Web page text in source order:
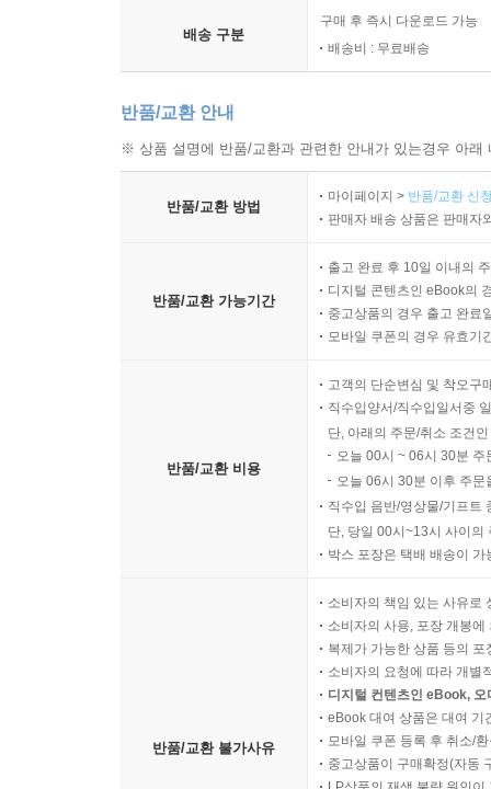
배송 구분
구매 후 즉시 다운로드 가능
배송비 : 무료배송
반품/교환 안내
※ 상품 설명에 반품/교환과 관련한 안내가 있는경우 아
반품/교환 방법
마이페이지 > 반품/교환 신
판매자 배송 상품은 판매자
반품/교환 가능기간
출고 완료 후 10일 이내의
디지털 콘텐츠인 eBook의
중고상품의 경우 출고 완료
모바일 쿠폰의 경우 유효기
반품/교환 비용
고객의 단순변심 및 착오구
직수입양서/직수입일서중
단, 아래의 주문/취소 조건
오늘 00시 ~ 06시 30분
오늘 06시 30분 이후 주
직수입 음반/영상물/기프트
단, 당일 00시~13시 사이의
박스 포장은 택배 배송이
반품/교환 불가사유
소비자의 책임 있는 사유로
소비자의 사용, 포장 개봉
복제가 가능한 상품 등의
소비자의 요청에 따라 개별
디지털 컨텐츠인 eBook,
eBook 대여 상품은 대여 기
모바일 쿠폰 등록 후 취소/
중고상품이 구매확정(자동